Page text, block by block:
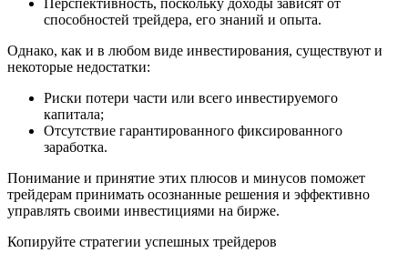
Перспективность, поскольку доходы зависят от
способностей трейдера, его знаний и опыта.
Однако, как и в любом виде инвестирования, существуют и
некоторые недостатки:
Риски потери части или всего инвестируемого
капитала;
Отсутствие гарантированного фиксированного
заработка.
Понимание и принятие этих плюсов и минусов поможет
трейдерам принимать осознанные решения и эффективно
управлять своими инвестициями на бирже.
Копируйте стратегии успешных трейдеров